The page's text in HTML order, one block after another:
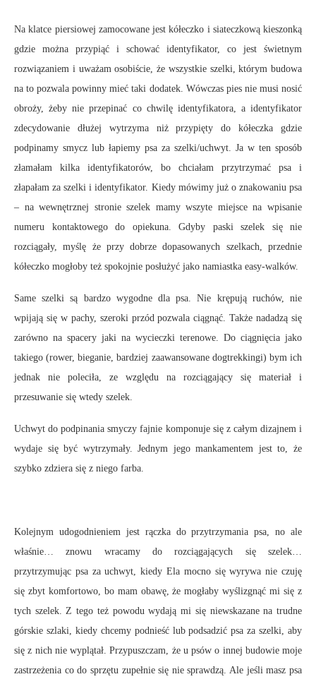
Na klatce piersiowej zamocowane jest kółeczko i siateczkową kieszonką
gdzie można przypiąć i schować identyfikator, co jest świetnym
rozwiązaniem i uważam osobiście, że wszystkie szelki, którym budowa
na to pozwala powinny mieć taki dodatek. Wówczas pies nie musi nosić
obroży, żeby nie przepinać co chwilę identyfikatora, a identyfikator
zdecydowanie dłużej wytrzyma niż przypięty do kółeczka gdzie
podpinamy smycz lub łapiemy psa za szelki/uchwyt. Ja w ten sposób
złamałam kilka identyfikatorów, bo chciałam przytrzymać psa i
złapałam za szelki i identyfikator. Kiedy mówimy już o znakowaniu psa
– na wewnętrznej stronie szelek mamy wszyte miejsce na wpisanie
numeru kontaktowego do opiekuna. Gdyby paski szelek się nie
rozciągały, myślę że przy dobrze dopasowanych szelkach, przednie
kółeczko mogłoby też spokojnie posłużyć jako namiastka easy-walków.
Same szelki są bardzo wygodne dla psa. Nie krępują ruchów, nie
wpijają się w pachy, szeroki przód pozwala ciągnąć. Także nadadzą się
zarówno na spacery jaki na wycieczki terenowe. Do ciągnięcia jako
takiego (rower, bieganie, bardziej zaawansowane dogtrekkingi) bym ich
jednak nie poleciła, ze względu na rozciągający się materiał i
przesuwanie się wtedy szelek.
Uchwyt do podpinania smyczy fajnie komponuje się z całym dizajnem i
wydaje się być wytrzymały. Jednym jego mankamentem jest to, że
szybko zdziera się z niego farba.
Kolejnym udogodnieniem jest rączka do przytrzymania psa, no ale
właśnie… znowu wracamy do rozciągających się szelek…
przytrzymując psa za uchwyt, kiedy Ela mocno się wyrywa nie czuję
się zbyt komfortowo, bo mam obawę, że mogłaby wyślizgnąć mi się z
tych szelek. Z tego też powodu wydają mi się niewskazane na trudne
górskie szlaki, kiedy chcemy podnieść lub podsadzić psa za szelki, aby
się z nich nie wyplątał. Przypuszczam, że u psów o innej budowie moje
zastrzeżenia co do sprzętu zupełnie się nie sprawdzą. Ale jeśli masz psa